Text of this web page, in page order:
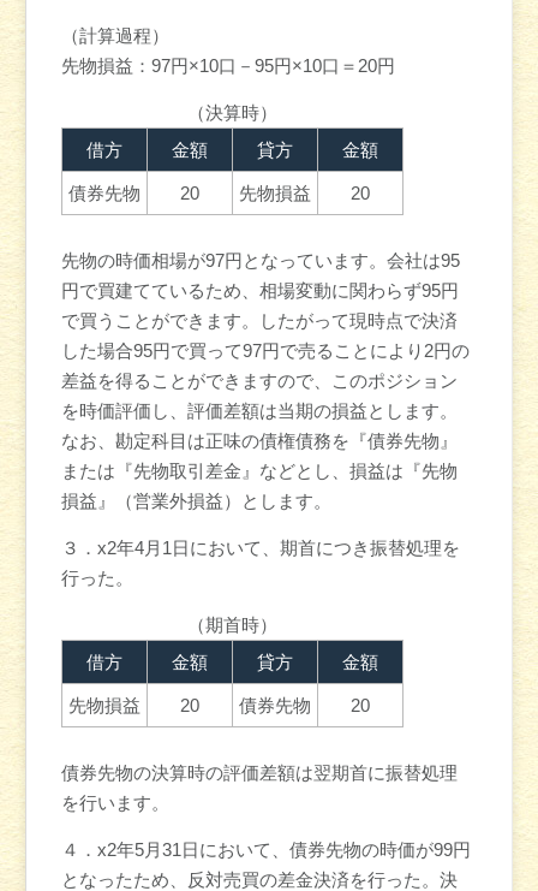
（計算過程）
先物損益：97円×10口－95円×10口＝20円
（決算時）
借方
金額 貸方 金額
債券先物 20 先物損益 20
先物の時価相場が97円となっています。会社は95
円で買建てているため、相場変動に関わらず95円
で買うことができます。したがって現時点で決済
した場合95円で買って97円で売ることにより2円の
差益を得ることができますので、このポジション
を時価評価し、評価差額は当期の損益とします。
なお、勘定科目は正味の債権債務を『債券先物』
または『先物取引差金』などとし、損益は『先物
損益』（営業外損益）とします。
３．x2年4月1日において、期首につき振替処理を
行った。
（期首時）
借方
金額 貸方 金額
先物損益 20 債券先物 20
債券先物の決算時の評価差額は翌期首に振替処理
を行います。
４．x2年5月31日において、債券先物の時価が99円
となったため、反対売買の差金決済を行った。決